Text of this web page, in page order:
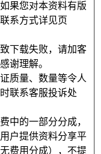
果您对本资料有版
系方式详见页
下载失败，请加客
谢理解。
质量、数量等令人
联系客服投诉处
中的一部分分成，
户提供资料分享平
费用分成），不提